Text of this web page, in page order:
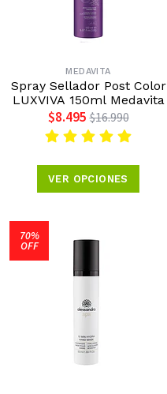
MEDAVITA
Spray Sellador Post Color
LUXVIVA 150ml Medavita
$8.495 $16.990
VER OPCIONES
70%
OFF